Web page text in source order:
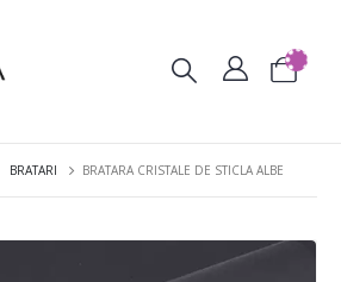
BRATARI BRATARA CRISTALE DE STICLA ALBE